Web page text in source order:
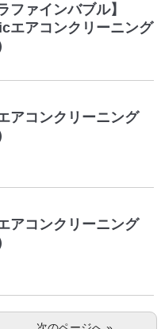
ファインバブル】
エアコンクリーニング
アコンクリーニング
アコンクリーニング